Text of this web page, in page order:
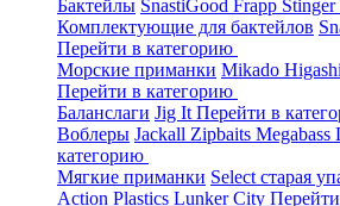
Бактейлы SnastiGood Frapp Stinger
Комплектующие для бактейлов
Перейти в категорию
Морские приманки Mikado Higashi
Перейти в категорию
Баланслаги Jig It Перейти в
Воблеры Jackall Zipbaits Megabass
категорию
Мягкие приманки Select старая
Action Plastics Lunker City